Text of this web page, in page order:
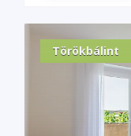
Törökbálint